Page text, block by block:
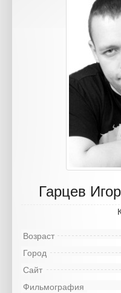
Гарцев
Возраст
Город
Сайт
Фильмография